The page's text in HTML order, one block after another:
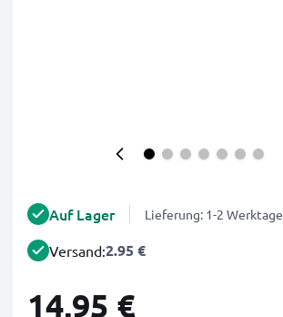
Auf Lager Lieferung: 1-2 Werktage
Versand:2.95 €
14,95 €